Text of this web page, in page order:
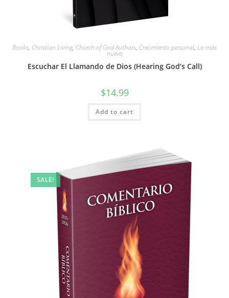
Books, Christian Living, Church of God Authors, Crecimiento personal, Lo más
nuevo
Escuchar El Llamando de Dios (Hearing God’s Call)
$14.99
Add to cart
SALE!